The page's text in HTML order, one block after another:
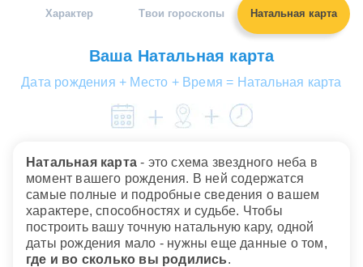
телеведущая, филолог (кандидат филологических
Альберт Хьюз
Американский продюсер, режиссер, сценарист,
Характер Твои гороскопы Натальная карта
Ваша Натальная карта
Дата рождения + Место + Время = Натальная карта
Натальная карта - это схема звездного неба в
момент вашего рождения. В ней содержатся
самые полные и подробные сведения о вашем
характере, способностях и судьбе. Чтобы
построить вашу точную натальную кару, одной
даты рождения мало - нужны еще данные о том,
где и во сколько вы родились.